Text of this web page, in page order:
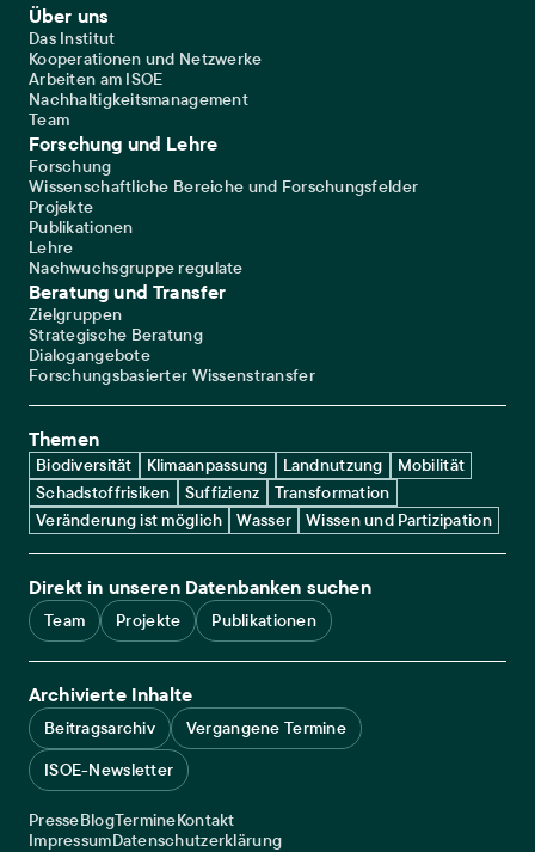
Footer Main Navigation
Über uns
Das Institut
Kooperationen und Netzwerke
Arbeiten am ISOE
Nachhaltigkeitsmanagement
Team
Forschung und Lehre
Forschung
Wissenschaftliche Bereiche und Forschungsfelder
Projekte
Publikationen
Lehre
Nachwuchsgruppe regulate
Beratung und Transfer
Zielgruppen
Strategische Beratung
Dialogangebote
Forschungsbasierter Wissenstransfer
Themen
Biodiversität Klimaanpassung Landnutzung
Mobilität
Schadstoffrisiken
Suffizienz
Transformation
Veränderung ist möglich
Wasser Wissen und Partizipation
Direkt in unseren Datenbanken suchen
Team Projekte Publikationen
Archivierte Inhalte
Beitragsarchiv
Vergangene Termine
ISOE-Newsletter
Service navigation
PresseBlogTermineKontakt
Legal navigation
ImpressumDatenschutzerklärung